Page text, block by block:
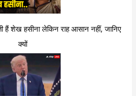
हैं शेख हसीना लेकिन राह आसान नहीं, जानिए
क्यों